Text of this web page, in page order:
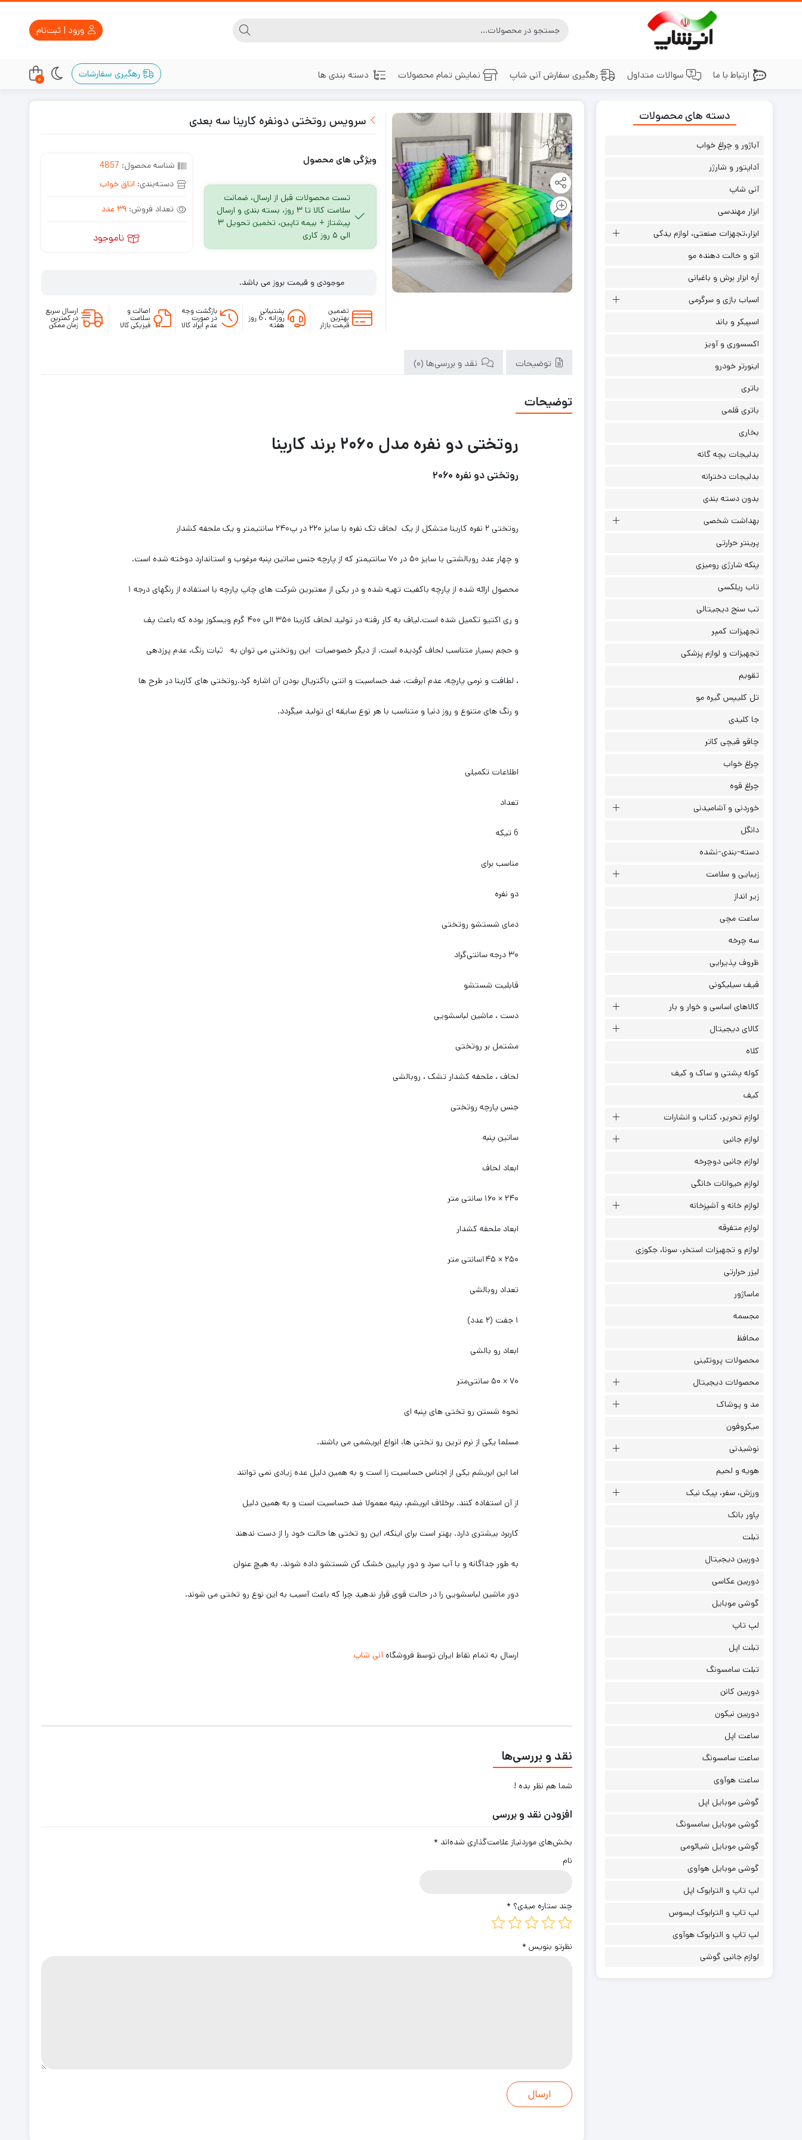
ورود | ثبت‌نام
ارتباط با ما سوالات متداول رهگیری سفارش آنی شاپ نمایش تمام محصولات دسته بندی ها رهگیری سفارشات 0
سرویس روتختی دونفره کارینا سه بعدی
ویژگی های محصول
تست محصولات قبل از ارسال، ضمانت
سلامت کالا تا ۳ روز، بسته بندی و ارسال
پیشتاز + بیمه تاپین، تخمین تحویل ۳
الی ۵ روز کاری
شناسه محصول: 4857
دسته‌بندی: اتاق خواب
تعداد فروش:39 عدد
ناموجود
موجودی و قیمت بروز می باشد.
تضمین
بهترین
قیمت بازار
پشتیبانی
روزانه ، 6 روز
هفته
بازگشت وجه
در صورت
عدم ایراد کالا
اصالت و
سلامت
فیزیکی کالا
ارسال سریع
در کمترین
زمان ممکن
توضیحات نقد و بررسی‌ها (0)
توضیحات
روتختی دو نفره مدل ۲۰۶۰ برند کارینا
روتختی دو نفره ۲۰۶۰
روتختی ۲ نفره کارینا متشکل از یک لحاف تک نفره با سایز ۲۲۰ در پ۲۴۰ سانتیمتر و یک ملحفه کشدار
و چهار عدد روبالشتی با سایز ۵۰ در ۷۰ سانتیمتر که از پارچه جنس ساتین پنبه ﻣﺮﻏﻮب و اﺳﺘﺎﻧﺪارد دوخته شده است.
محصول ارائه شده از پارچه باکفیت تهیه شده و در یکی از معتبرین شرکت های چاپ پارچه با استفاده از رنگهای درجه ۱
و ری اکتیو تکمیل شده است.لیاف به کار رفته در تولید لحاف کارینا ۳۵۰ الی ۴۰۰ گرم ویسکوز بوده که باعث پف
و حجم بسیار متناسب لحاف گردیده است. از دیگر ﺧﺼﻮﺻﯿﺎت این روتختی می توان به ﺛﺒﺎت رﻧﮓ، ﻋﺪم ﭘﺮزدﻫﯽ
، ﻟﻄﺎﻓﺖ و ﻧﺮﻣﯽ پارچه، عدم آﺑﺮﻓﺖ، ضد حساسیت و انتی باکتریال بودن آن اشاره کرد.روتختی های کارینا در طرح ها
و رنگ های متنوع و روز دنیا و متناسب با هر نوع سایقه ای تولید میگردد.
اطلاعات تکمیلی
تعداد
6 تیکه
مناسب برای
دو نفره
دمای شستشو روتختی
۳۰ درجه سانتی‌گراد
قابلیت شستشو
دست ، ماشین لباسشویی
مشتمل بر روتختی
لحاف ، ملحفه کشدار تشک ، روبالشی
جنس پارچه روتختی
ساتین پنبه
ابعاد لحاف
۲۴۰ × ۱۶۰ سانتی‌ متر
ابعاد ملحفه کشدار
۲۵۰ × ۱۴۵سانتی متر
تعداد روبالشی
۱ جفت (۲ عدد)
ابعاد رو بالشی
۷۰ × ۵۰ سانتی‌متر
نحوه شستن رو تختی های پنبه ای
مسلما یکی از نرم ترین رو تختی ها، انواع ابریشمی می باشند.
اما این ابریشم یکی از اجناس حساسیت زا است و به همین دلیل عده زیادی نمی توانند
از آن استفاده کنند. برخلاف ابریشم، پنبه معمولا ضد حساسیت است و به همین دلیل
کاربرد بیشتری دارد. بهتر است برای اینکه، این رو تختی ها حالت خود را از دست ندهند
به طور جداگانه و با آب سرد و دور پایین خشک کن شستشو داده شوند. به هیچ عنوان
دور ماشین لباسشویی را در حالت قوی قرار ندهید چرا که باعث آسیب به این نوع رو تختی می شوند.
ارسال به تمام نقاط ایران توسط فروشگاه آنی شاپ
نقد و بررسی‌ها
شما هم نظر بده !
افزودن نقد و بررسی
بخش‌های موردنیاز علامت‌گذاری شده‌اند *
نام
چند ستاره میدی؟ *
نظرتو بنویس *
دسته های محصولات
آباژور و چراغ خواب
آداپتور و شارژر
آنی شاپ
ابزار مهندسی
ابزار،تجهزات صنعتی، لوازم یدکی
اتو و حالت دهنده مو
اَره ابزار برش و باغبانی
اسباب بازی و سرگرمی
اسپیکر و باند
اکسسوری و آویز
اینورتر خودرو
باتری
باتری قلمی
بخاری
بدلیجات بچه گانه
بدلیجات دخترانه
بدون دسته بندی
بهداشت شخصی
پرینتر حرارتی
پنکه شارژی رومیزی
تاب ریلکسی
تب سنج دیجیتالی
تجهیزات کمپر
تجهیزات و لوازم پزشکی
تقویم
تل کلیپس گیره مو
جا کلیدی
چاقو قیچی کاتر
چراغ خواب
چراغ قوه
خوردنی و آشامیدنی
دانگل
دسته-بندی-نشده
زیبایی و سلامت
زیر انداز
ساعت مچی
سه چرخه
ظروف پذیرایی
قیف سیلیکونی
کالاهای اساسی و خوار و بار
کالای دیجیتال
کلاه
کوله پشتی و ساک و کیف
کیف
لوازم تحریر، کتاب و انشارات
لوازم جانبی
لوازم جانبی دوچرخه
لوازم حیوانات خانگی
لوازم خانه و آشپزخانه
لوازم متفرقه
لوازم و تجهیزات استخر، سونا، جکوزی
لیزر حرارتی
ماساژور
مجسمه
محافظ
محصولات پروتئینی
محصولات دیجیتال
مد و پوشاک
میکروفون
نوشیدنی
هویه و لحیم
ورزش، سفر، پیک نیک
پاور بانک
تبلت
دوربین دیجیتال
دوربین عکاسی
گوشی موبایل
لپ تاپ
تبلت اپل
تبلت سامسونگ
دوربین کانن
دوربین نیکون
ساعت اپل
ساعت سامسونگ
ساعت هوآوی
گوشی موبایل اپل
گوشی موبایل سامسونگ
گوشی موبایل شیائومی
گوشی موبایل هوآوی
لپ تاپ و الترابوک اپل
لپ تاپ و الترابوک ایسوس
لپ تاپ و الترابوک هوآوی
لوازم جانبی گوشی